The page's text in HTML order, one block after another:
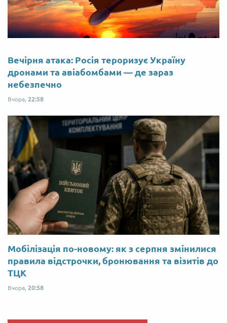
Вечірня атака: Росія тероризує Україну
дронами та авіабомбами — де зараз
небезпечно
Вчора, 22:58
Мобілізація по-новому: як з серпня змінилися
правила відстрочки, бронювання та візитів до
ТЦК
Вчора, 20:58